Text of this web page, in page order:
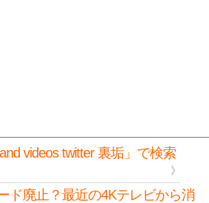
and videos twitter 裏垢」で検索
ド廃止？最近の4Kテレビから消